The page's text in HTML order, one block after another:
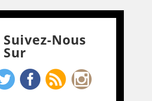
Suivez-Nous
Sur